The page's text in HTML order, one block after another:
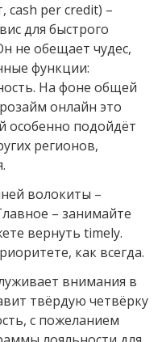
cash per credit) –
для быстрого
не обещает чудес,
функции:
На фоне общей
онлайн это
особенно подойдёт
регионов,
волокиты –
– занимайте
вернуть timely.
как всегда.
внимания в
твёрдую четвёрку
с пожеланием